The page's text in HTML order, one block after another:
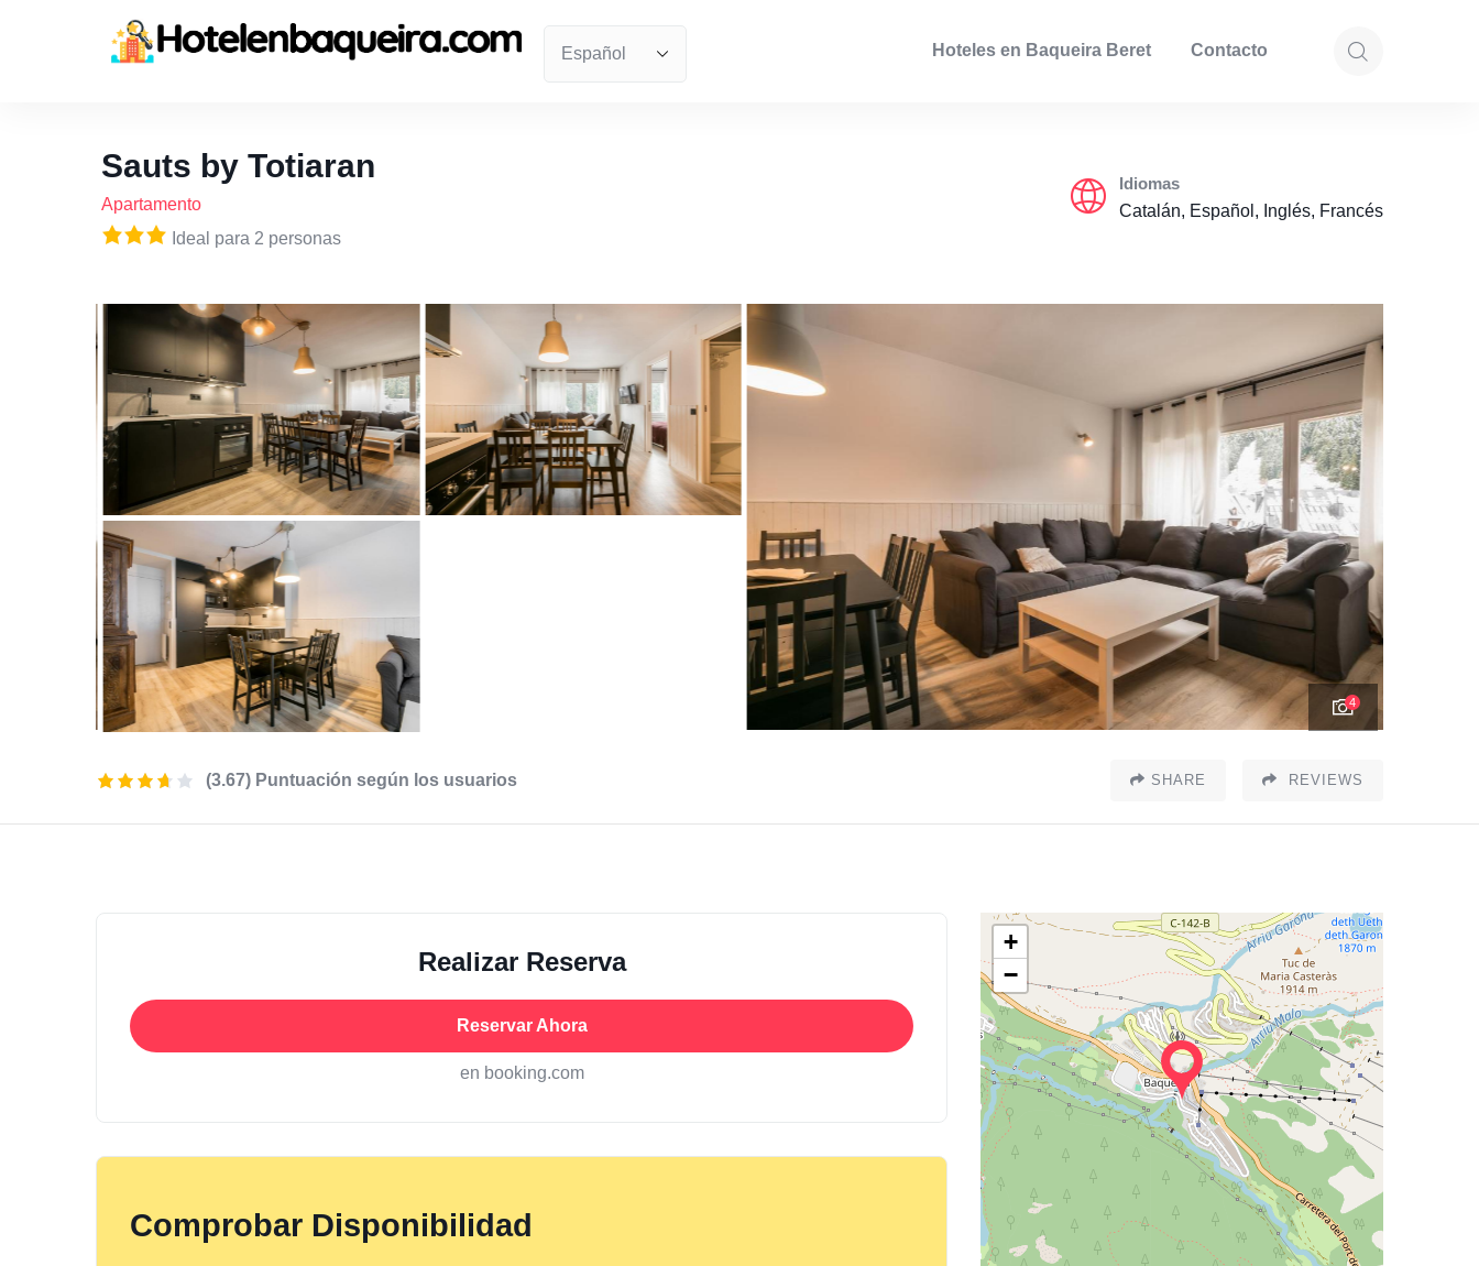
Hoteles en Baqueira Beret Contacto
Sauts by Totiaran
Apartamento
Ideal para 2 personas
Idiomas
Catalán, Español, Inglés, Francés
4
(3.67) Puntuación según los usuarios SHARE REVIEWS
Realizar Reserva
Reservar Ahora
en booking.com
Comprobar Disponibilidad
+
−